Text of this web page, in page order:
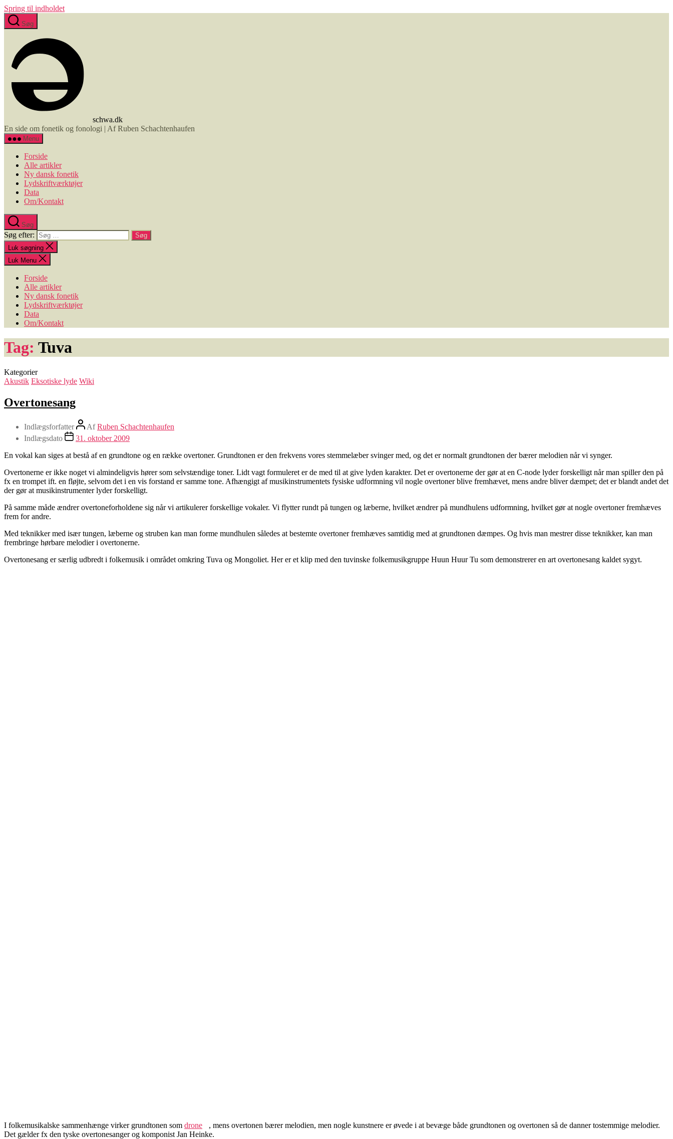
Spring til indholdet
Søg
schwa.dk
En side om fonetik og fonologi | Af Ruben Schachtenhaufen
Menu
Forside
Alle artikler
Ny dansk fonetik
Lydskriftværktøjer
Data
Om/Kontakt
Søg
Søg efter:
Luk søgning
Luk Menu
Forside
Alle artikler
Ny dansk fonetik
Lydskriftværktøjer
Data
Om/Kontakt
Tag: Tuva
Kategorier
Akustik Eksotiske lyde Wiki
Overtonesang
Indlægsforfatter AfRuben Schachtenhaufen
Indlægsdato
31. oktober 2009
En vokal kan siges at bestå af en grundtone og en række overtoner. Grundtonen er den frekvens vores stemmelæber svinger med, og det er normalt grundtonen der bærer melodien når vi synger.
Overtonerne er ikke noget vi almindeligvis hører som selvstændige toner. Lidt vagt formuleret er de med til at give lyden karakter. Det er overtonerne der gør at en C-node lyder forskelligt når man spiller den på
fx en trompet ift. en fløjte, selvom det i en vis forstand er samme tone. Afhængigt af musikinstrumentets fysiske udformning vil nogle overtoner blive fremhævet, mens andre bliver dæmpet; det er blandt andet det
der gør at musikinstrumenter lyder forskelligt.
På samme måde ændrer overtoneforholdene sig når vi artikulerer forskellige vokaler. Vi flytter rundt på tungen og læberne, hvilket ændrer på mundhulens udformning, hvilket gør at nogle overtoner fremhæves
frem for andre.
Med teknikker med især tungen, læberne og struben kan man forme mundhulen således at bestemte overtoner fremhæves samtidig med at grundtonen dæmpes. Og hvis man mestrer disse teknikker, kan man
frembringe hørbare melodier i overtonerne.
Overtonesang er særlig udbredt i folkemusik i området omkring Tuva og Mongoliet. Her er et klip med den tuvinske folkemusikgruppe Huun Huur Tu som demonstrerer en art overtonesang kaldet sygyt.
I folkemusikalske sammenhænge virker grundtonen som drone
, mens overtonen bærer melodien, men nogle kunstnere er øvede i at bevæge både grundtonen og overtonen så de danner tostemmige melodier.
Det gælder fx den tyske overtonesanger og komponist Jan Heinke.